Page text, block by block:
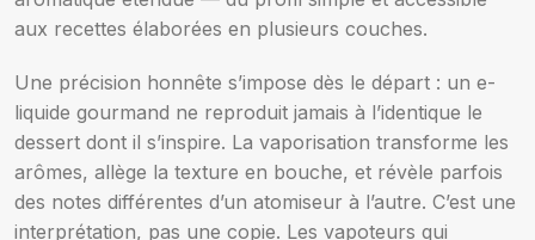
aux recettes élaborées en plusieurs couches.
Une précision honnête s’impose dès le départ : un e-
liquide gourmand ne reproduit jamais à l’identique le
dessert dont il s’inspire. La vaporisation transforme les
arômes, allège la texture en bouche, et révèle parfois
des notes différentes d’un atomiseur à l’autre. C’est une
interprétation, pas une copie. Les vapoteurs qui